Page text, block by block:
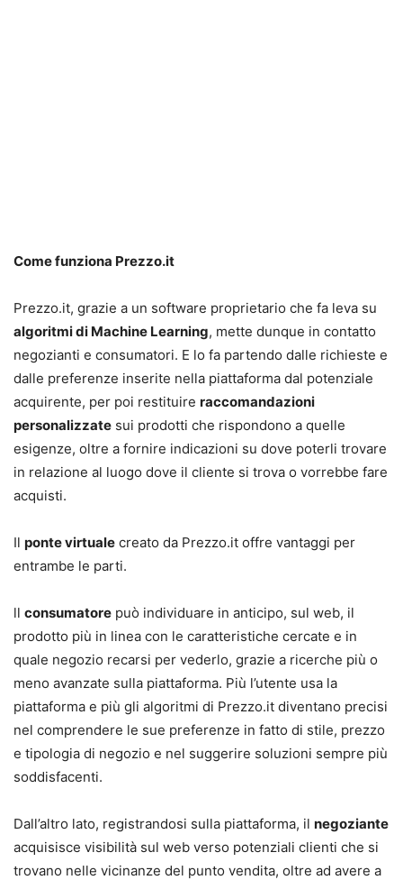
Come funziona Prezzo.it
Prezzo.it, grazie a un software proprietario che fa leva su
algoritmi di Machine Learning, mette dunque in contatto
negozianti e consumatori. E lo fa partendo dalle richieste e
dalle preferenze inserite nella piattaforma dal potenziale
acquirente, per poi restituire raccomandazioni
personalizzate sui prodotti che rispondono a quelle
esigenze, oltre a fornire indicazioni su dove poterli trovare
in relazione al luogo dove il cliente si trova o vorrebbe fare
acquisti.
Il ponte virtuale creato da Prezzo.it offre vantaggi per
entrambe le parti.
ll consumatore può individuare in anticipo, sul web, il
prodotto più in linea con le caratteristiche cercate e in
quale negozio recarsi per vederlo, grazie a ricerche più o
meno avanzate sulla piattaforma. Più l’utente usa la
piattaforma e più gli algoritmi di Prezzo.it diventano precisi
nel comprendere le sue preferenze in fatto di stile, prezzo
e tipologia di negozio e nel suggerire soluzioni sempre più
soddisfacenti.
Dall’altro lato, registrandosi sulla piattaforma, il negoziante
acquisisce visibilità sul web verso potenziali clienti che si
trovano nelle vicinanze del punto vendita, oltre ad avere a